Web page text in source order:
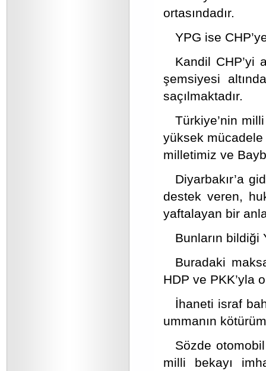
ortasındadır.
YPG ise
Kandil CHP’yi
şemsiyesi
saçılmaktadır.
Türkiye’nin
yüksek
milletimiz ve
Diyarbakır’a
destek veren,
yaftalayan bir
Bunların bildiği
Buradaki
HDP ve PKK’yla
İhaneti israf
ummanın
Sözde
milli bekayı